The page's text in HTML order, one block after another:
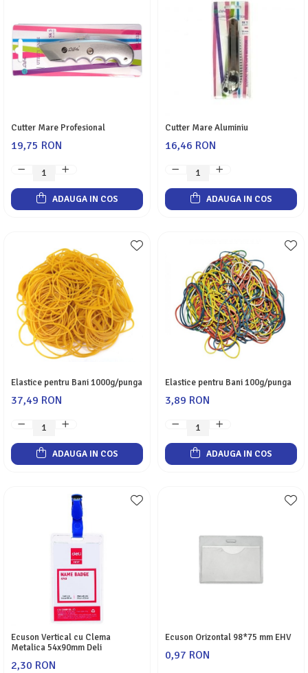
Cutter Mare Profesional
19,75 RON
ADAUGA IN COS
Cutter Mare Aluminiu
16,46 RON
ADAUGA IN COS
Elastice pentru Bani 1000g/punga
37,49 RON
ADAUGA IN COS
Elastice pentru Bani 100g/punga
3,89 RON
ADAUGA IN COS
Ecuson Vertical cu Clema
Metalica 54x90mm Deli
2,30 RON
Ecuson Orizontal 98*75 mm EHV
0,97 RON